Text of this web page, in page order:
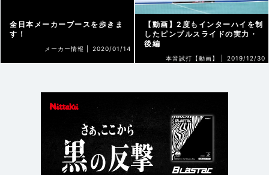
全日本メーカーブースを歩きま
す！
メーカー情報 | 2020/01/14
【動画】2度もインターハイを制
したピンプルスライドの実力・
後編
本音試打【動画】 | 2019/12/30